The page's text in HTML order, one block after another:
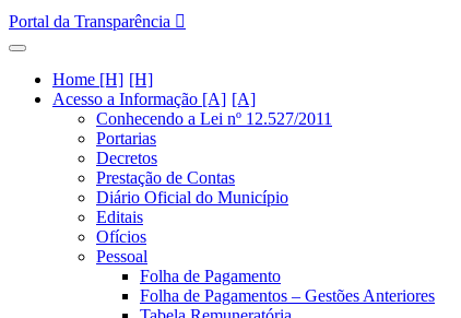
Portal da Transparência
Home [H]
Acesso a Informação [A]
Conhecendo a Lei nº 12.527/2011
Portarias
Decretos
Prestação de Contas
Diário Oficial do Município
Editais
Ofícios
Pessoal
Folha de Pagamento
Folha de Pagamentos – Gestões Anteriores